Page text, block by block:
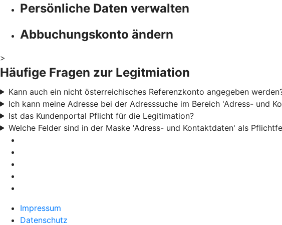
Persönliche Daten verwalten
Abbuchungskonto ändern
>
Häufige Fragen zur Legitmiation
Kann auch ein nicht österreichisches Referenzkonto angegeben
Ich kann meine Adresse bei der Adresssuche im Bereich 'Adress- und
Ist das Kundenportal Pflicht für die Legitimation?
Welche Felder sind in der Maske 'Adress- und Kontaktdaten' als
Impressum
Datenschutz